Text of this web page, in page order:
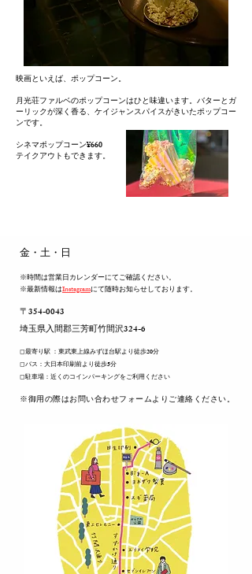
映画といえば、ポップコーン。
月光荘ファルベのポップコーンはひと味違います。バターとガ
ーリックが深く香る、ケイジャンスパイスがきいたポップコー
ンです。
シネマポップコーン¥660
テイクアウトもできます。
​金・土・日
※時間は営業日カレンダーにてご確認ください。
※最新情報はInstagramにて随時お知らせしております。
〒354-0043
​埼玉県入間郡三芳町竹間沢324-6
◻︎最寄り駅 ：東武東上線みずほ台駅より徒歩20分
◻︎バス：大日本印刷前より徒歩5分
◻︎駐車場：近くのコインパーキングをご利用ください
​※御用の際はお問い合わせフォームよりご連絡ください。